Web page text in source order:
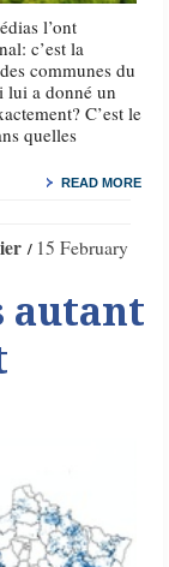
l’ont
c’est la
communes du
lui a donné un
C’est le
quelles
READ MORE
15 February
autant